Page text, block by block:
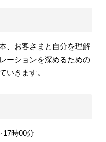
、お客さまと自分を理解
ーションを深めるための
いきます。
17時00分